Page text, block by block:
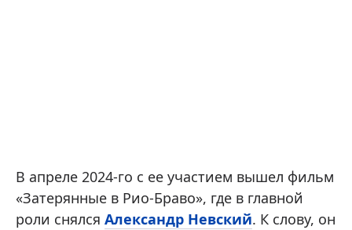
В апреле 2024-го с ее участием вышел фильм
«Затерянные в Рио-Браво», где в главной
роли снялся Александр Невский. К слову, он